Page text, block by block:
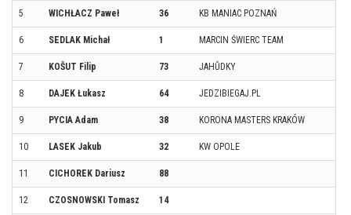
5 WICHŁACZ Paweł 36 KB MANIAC POZNAŃ
6 SEDLAK Michał 1 MARCIN ŚWIERC TEAM
7 KOŠUT Filip 73 JAHŮDKY
8 DAJEK Łukasz 64 JEDZIBIEGAJ.PL
9 PYCIA Adam 38 KORONA MASTERS KRAKÓW
10 LASEK Jakub 32 KW OPOLE
11 CICHOREK Dariusz 88
12 CZOSNOWSKI Tomasz 14